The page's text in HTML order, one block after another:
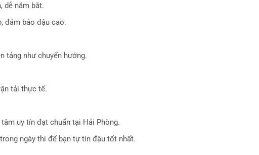
dễ nắm bắt.
đảm bảo đậu cao.
tảng như chuyển hướng.
tải thực tế.
uy tín đạt chuẩn tại Hải Phòng.
ngày thi để bạn tự tin đậu tốt nhất.